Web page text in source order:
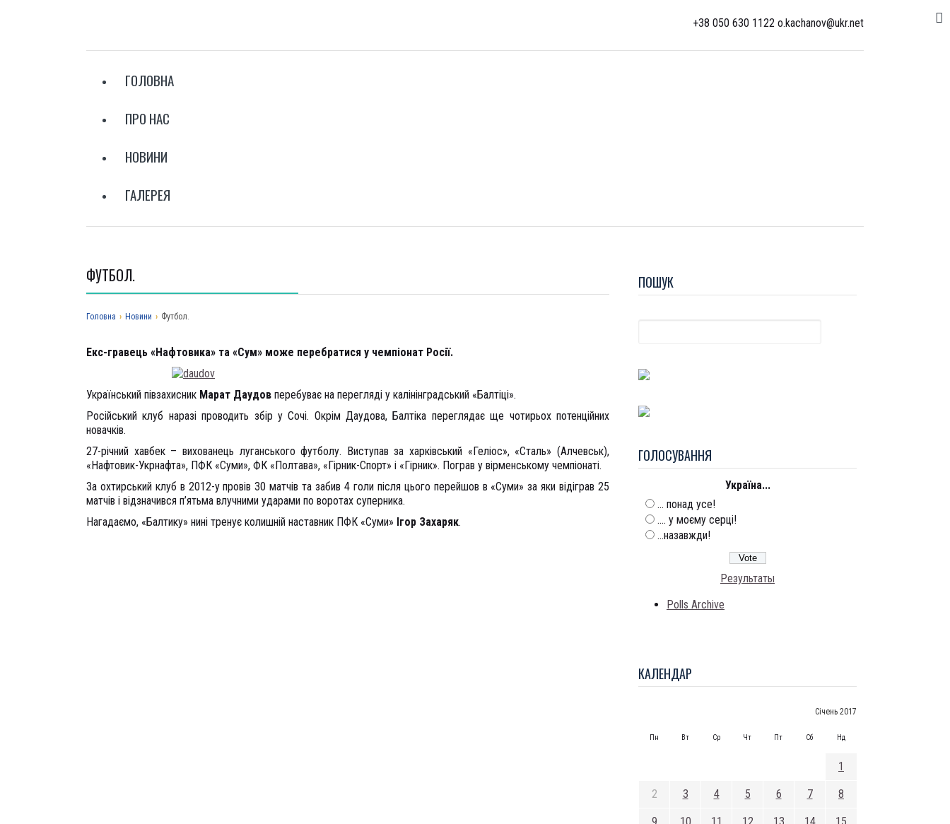
+38 050 630 1122 o.kachanov@ukr.net
ГОЛОВНА
ПРО НАС
НОВИНИ
ГАЛЕРЕЯ
ПОШУК
ГОЛОСУВАННЯ
Україна...
... понад усе!
.... у моєму серці!
...назавжди!
Результаты
Polls Archive
КАЛЕНДАР
Січень 2017
Пн Вт Ср Чт Пт Сб Нд
1
2 3 4 5 6 7 8
ФУТБОЛ.
Головна › Новини › Футбол.
Екс-гравець «Нафтовика» та «Сум» може перебратися у чемпіонат Росії.
Український півзахисник Марат Даудов перебуває на перегляді у калінінградський «Балтіці».
Російський клуб наразі проводить збір у Сочі. Окрім Даудова, Балтіка переглядає ще чотирьох потенційних
новачків.
27-річний хавбек – вихованець луганського футболу. Виступав за харківський «Геліос», «Сталь» (Алчевськ),
«Нафтовик-Укрнафта», ПФК «Суми», ФК «Полтава», «Гірник-Спорт» і «Гірник». Пограв у вірменському чемпіонаті.
За охтирський клуб в 2012-у провів 30 матчів та забив 4 голи після цього перейшов в «Суми» за яки відіграв 25
матчів і відзначився п’ятьма влучними ударами по воротах суперника.
Нагадаємо, «Балтику» нині тренує колишній наставник ПФК «Суми» Ігор Захаряк.